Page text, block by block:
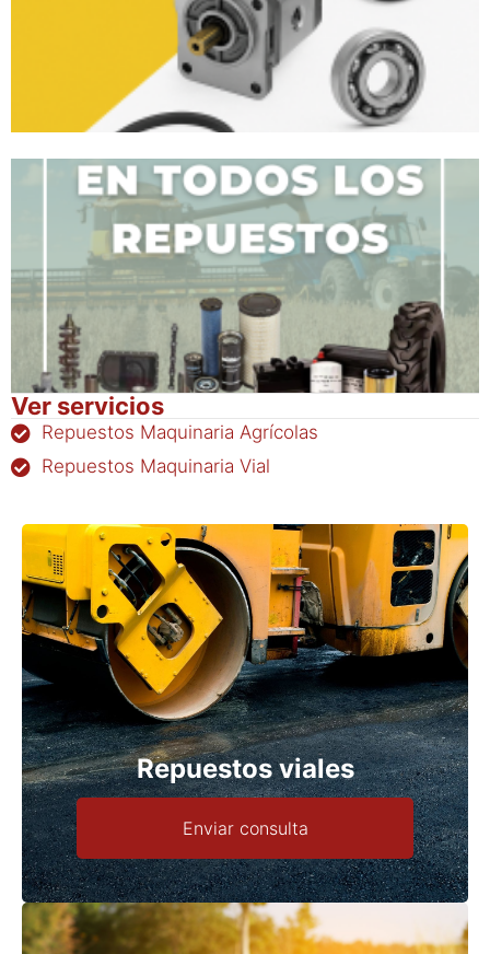
Ver servicios
Repuestos Maquinaria Agrícolas
Repuestos Maquinaria Vial
Repuestos viales
Enviar consulta